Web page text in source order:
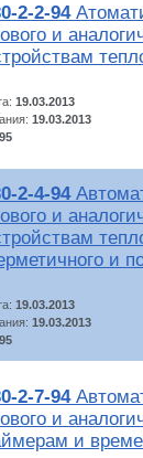
2-2-94
и
19.03.2013
19.03.2013
2-4-94
и
и
19.03.2013
19.03.2013
2-7-94
и
и